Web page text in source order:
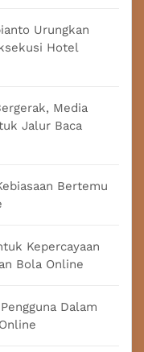
Urungkan
Hotel
Media
Jalur Baca
Bertemu
Kepercayaan
Bola Online
Dalam